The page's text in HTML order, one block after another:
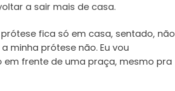
a sair mais de casa.
fica só em casa, sentado, não
minha prótese não. Eu vou
frente de uma praça, mesmo pra